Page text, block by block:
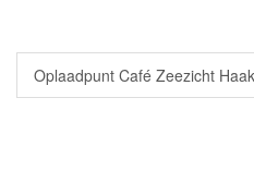
Oplaadpunt Café Zeezicht